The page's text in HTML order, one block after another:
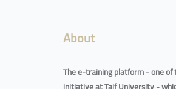
About
The e-training platform - one